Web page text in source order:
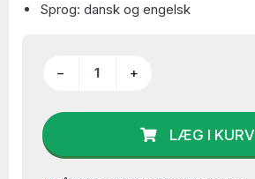
Sprog: dansk og engelsk
− +
LÆG I KURV